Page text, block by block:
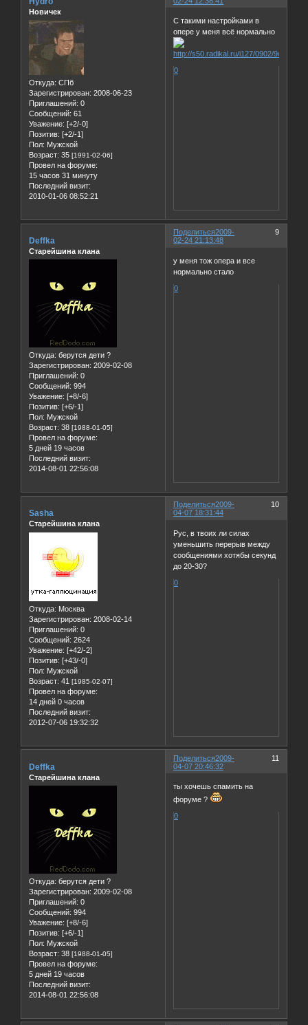
Новичек
Откуда: СПб
Зарегистрирован: 2008-06-23
Приглашений: 0
Сообщений: 61
Уважение: [+2/-0]
Позитив: [+2/-1]
Пол: Мужской
Возраст: 35 [1991-02-06]
Провел на форуме:
15 часов 31 минуту
Последний визит:
2010-01-06 08:52:21
С такими настройками в
опере у меня всё нормально
0
Поделиться 9
2009-
02-24 21:13:48
Deffka
Старейшина клана
Откуда: берутся дети ?
Зарегистрирован: 2009-02-08
Приглашений: 0
Сообщений: 994
Уважение: [+8/-6]
Позитив: [+6/-1]
Пол: Мужской
Возраст: 38 [1988-01-05]
Провел на форуме:
5 дней 19 часов
Последний визит:
2014-08-01 22:56:08
у меня тож опера и все
нормально стало
0
Поделиться 10
2009-
04-07 18:31:44
Sasha
Старейшина клана
Откуда: Москва
Зарегистрирован: 2008-02-14
Приглашений: 0
Сообщений: 2624
Уважение: [+42/-2]
Позитив: [+43/-0]
Пол: Мужской
Возраст: 41 [1985-02-07]
Провел на форуме:
14 дней 0 часов
Последний визит:
2012-07-06 19:32:32
Рус, в твоих ли силах
уменьшить перерыв между
сообщениями хотябы секунд
до 20-30?
0
Поделиться 11
2009-
04-07 20:46:32
Deffka
Старейшина клана
Откуда: берутся дети ?
Зарегистрирован: 2009-02-08
Приглашений: 0
Сообщений: 994
Уважение: [+8/-6]
Позитив: [+6/-1]
Пол: Мужской
Возраст: 38 [1988-01-05]
Провел на форуме:
5 дней 19 часов
Последний визит:
2014-08-01 22:56:08
ты хочешь спамить на
форуме ?
0